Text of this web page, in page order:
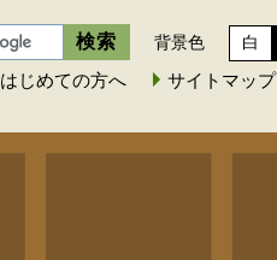
背景色 白
はじめての方へ サイトマップ